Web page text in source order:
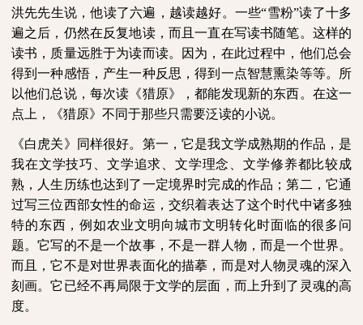
洪先先生说，他读了六遍，越读越好。一些“雪粉”读了十多
遍之后，仍然在反复地读，而且一直在写读书随笔。这样的
读书，质量远胜于为读而读。因为，在此过程中，他们总会
得到一种感悟，产生一种反思，得到一点智慧熏染等等。所
以他们总说，每次读《猎原》，都能发现新的东西。在这一
点上，《猎原》不同于那些只需要泛读的小说。
《白虎关》同样很好。第一，它是我文学成熟期的作品，是
我在文学技巧、文学追求、文学理念、文学修养都比较成
熟，人生历练也达到了一定境界时完成的作品；第二，它通
过写三位西部女性的命运，交织着表达了这个时代中诸多独
特的东西，例如农业文明向城市文明转化时面临的很多问
题。它写的不是一个故事，不是一群人物，而是一个世界。
而且，它不是对世界表面化的描摹，而是对人物灵魂的深入
刻画。它已经不再局限于文学的层面，而上升到了灵魂的高
度。